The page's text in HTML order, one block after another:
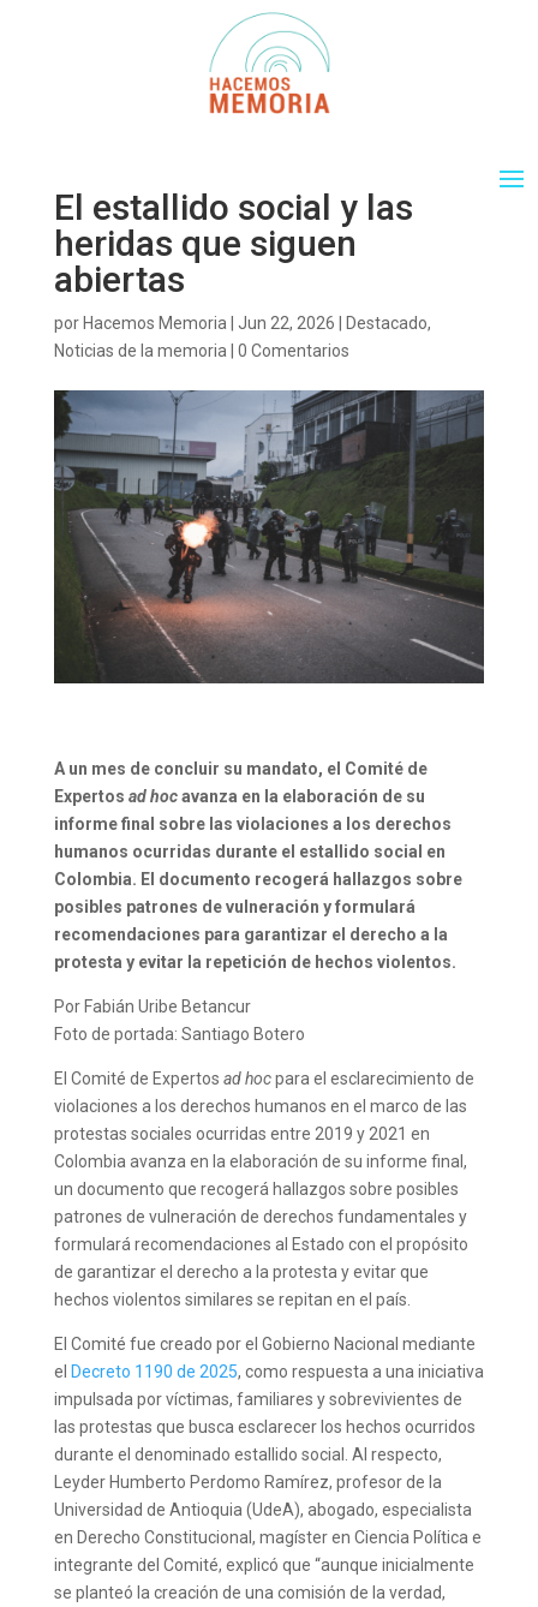
El estallido social y las
heridas que siguen
abiertas
por Hacemos Memoria Jun 22, 2026 Destacado,
Noticias de la memoria
0 Comentarios
A un mes de concluir su mandato, el Comité de
Expertos ad hoc avanza en la elaboración de su
informe final sobre las violaciones a los derechos
humanos ocurridas durante el estallido social en
Colombia. El documento recogerá hallazgos sobre
posibles patrones de vulneración y formulará
recomendaciones para garantizar el derecho a la
protesta y evitar la repetición de hechos violentos.
Por Fabián Uribe Betancur
Foto de portada: Santiago Botero
El Comité de Expertos ad hocpara el esclarecimiento de
violaciones a los derechos humanos en el marco de las
protestas sociales ocurridas entre 2019 y 2021 en
Colombia avanza en la elaboración de su informe final,
un documento que recogerá hallazgos sobre posibles
patrones de vulneración de derechos fundamentales y
formulará recomendaciones al Estado con el propósito
de garantizar el derecho a la protesta y evitar que
hechos violentos similares se repitan en el país.
El Comité fue creado por el Gobierno Nacional mediante
el Decreto 1190 de 2025, como respuesta a una iniciativa
impulsada por víctimas, familiares y sobrevivientes de
las protestas que busca esclarecer los hechos ocurridos
durante el denominado estallido social. Al respecto,
Leyder Humberto Perdomo Ramírez, profesor de la
Universidad de Antioquia (UdeA), abogado, especialista
en Derecho Constitucional, magíster en Ciencia Política e
integrante del Comité, explicó que “aunque inicialmente
se planteó la creación de una comisión de la verdad,